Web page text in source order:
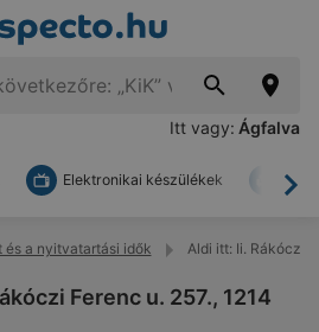
Itt vagy: Ágfalva
Elektronikai készülékek
és a nyitvatartási idők Aldi itt: Ii. Rákóczi
Ferenc u. 257., 1214